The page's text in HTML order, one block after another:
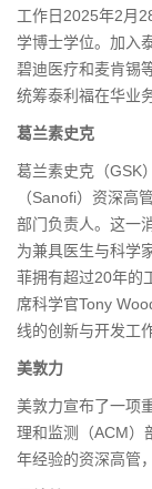
工作日2025年2月
学博士学位。加入
碧迪医疗和麦肯锡
统筹泰利福在华业
葛兰素史克
葛兰素史克（GSK
（Sanofi）资深高
部门负责人。这一
为兼具医生与科学
菲拥有超过20年的
席科学官Tony
线的创新与开发工作
美敦力
美敦力宣布了一项
理和监测（ACM）
年经验的资深高管